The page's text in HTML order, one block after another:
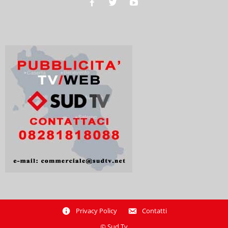
Privacy Policy
Contatti